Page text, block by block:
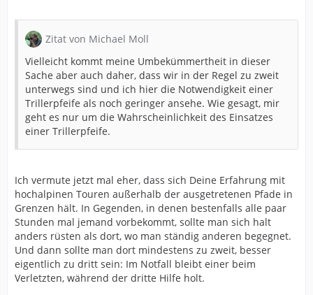
Zitat von Michael Moll
Vielleicht kommt meine Umbekümmertheit in dieser
Sache aber auch daher, dass wir in der Regel zu zweit
unterwegs sind und ich hier die Notwendigkeit einer
Trillerpfeife als noch geringer ansehe. Wie gesagt, mir
geht es nur um die Wahrscheinlichkeit des Einsatzes
einer Trillerpfeife.
Ich vermute jetzt mal eher, dass sich Deine Erfahrung mit
hochalpinen Touren außerhalb der ausgetretenen Pfade in
Grenzen hält. In Gegenden, in denen bestenfalls alle paar
Stunden mal jemand vorbekommt, sollte man sich halt
anders rüsten als dort, wo man ständig anderen begegnet.
Und dann sollte man dort mindestens zu zweit, besser
eigentlich zu dritt sein: Im Notfall bleibt einer beim
Verletzten, während der dritte Hilfe holt.